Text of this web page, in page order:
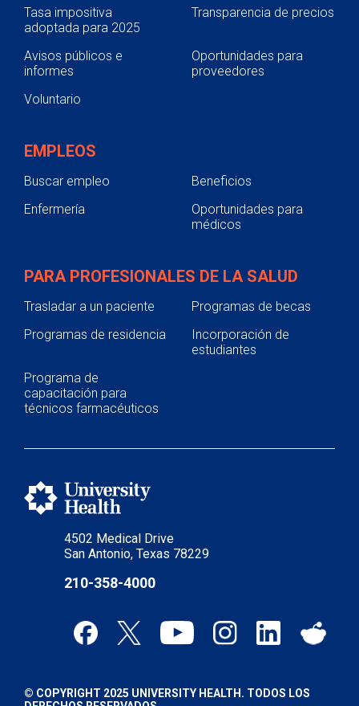
4502 Medical Drive
San Antonio, Texas 78229
210-358-4000
Tasa impositiva
adoptada para 2025
Transparencia de precios
Avisos públicos e
informes
Oportunidades para
proveedores
Voluntario
EMPLEOS
Buscar empleo
Beneficios
Enfermería
Oportunidades para
médicos
PARA PROFESIONALES DE LA SALUD
Trasladar a un paciente
Programas de becas
Programas de residencia
Incorporación de
estudiantes
Programa de
capacitación para
técnicos farmacéuticos
© COPYRIGHT 2025 UNIVERSITY HEALTH. TODOS LOS